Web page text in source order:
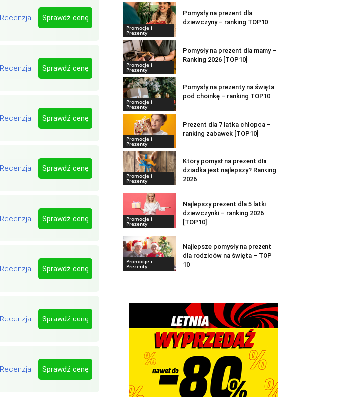
Recenzja Sprawdź cenę
Recenzja Sprawdź cenę
Recenzja Sprawdź cenę
Recenzja Sprawdź cenę
Recenzja Sprawdź cenę
Recenzja Sprawdź cenę
Recenzja Sprawdź cenę
Recenzja Sprawdź cenę
Promocje i
Prezenty
Pomysły na prezent dla
dziewczyny – ranking TOP10
Promocje i
Prezenty
Pomysły na prezent dla mamy –
Ranking 2026 [TOP10]
Promocje i
Prezenty
Pomysły na prezenty na święta
pod choinkę – ranking TOP10
Promocje i
Prezenty
Prezent dla 7 latka chłopca –
ranking zabawek [TOP10]
Promocje i
Prezenty
Który pomysł na prezent dla
dziadka jest najlepszy? Ranking
2026
Promocje i
Prezenty
Najlepszy prezent dla 5 latki
dziewczynki – ranking 2026
[TOP10]
Promocje i
Prezenty
Najlepsze pomysły na prezent
dla rodziców na święta – TOP
10